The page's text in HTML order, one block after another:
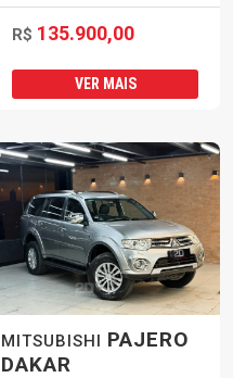
R$ 135.900,00
VER MAIS
MITSUBISHI PAJERO
DAKAR